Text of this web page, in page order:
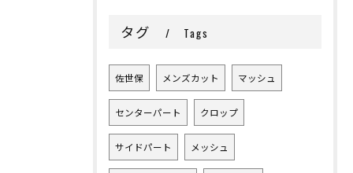
タグ Tags
佐世保 メンズカット マッシュ
センターパート クロップ
サイドパート メッシュ